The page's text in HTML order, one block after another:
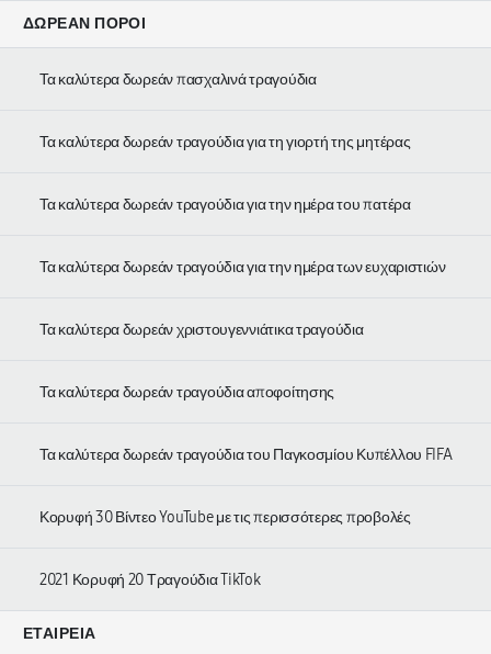
ΔΩΡΕΆΝ ΠΌΡΟΙ
Τα καλύτερα δωρεάν πασχαλινά τραγούδια
Τα καλύτερα δωρεάν τραγούδια για τη γιορτή της μητέρας
Τα καλύτερα δωρεάν τραγούδια για την ημέρα του πατέρα
Τα καλύτερα δωρεάν τραγούδια για την ημέρα των ευχαριστιών
Τα καλύτερα δωρεάν χριστουγεννιάτικα τραγούδια
Τα καλύτερα δωρεάν τραγούδια αποφοίτησης
Τα καλύτερα δωρεάν τραγούδια του Παγκοσμίου Κυπέλλου FIFA
Κορυφή 30 Βίντεο YouTube με τις περισσότερες προβολές
2021 Κορυφή 20 Τραγούδια TikTok
ΕΤΑΙΡΕΊΑ